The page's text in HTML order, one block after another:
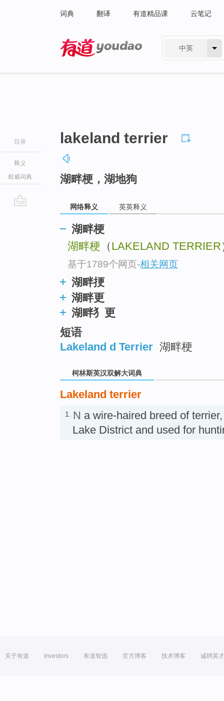
词典 翻译 有道精品课 云笔记
中英
目录
释义
权威词典
lakeland terrier
湖畔梗，湖地狗
网络释义 英英释义
湖畔梗
湖畔梗 （LAKELAND TERRIER
基于1789个网页-相关网页
湖畔挭
湖畔更
湖畔犭更
短语
Lakeland d Terrier 湖畔梗
柯林斯英汉双解大词典
Lakeland terrier
1. N a wire-haired breed of
Lake District and used for
关于有道 Investors 有道智选 官方博客 技术博客 诚聘英才